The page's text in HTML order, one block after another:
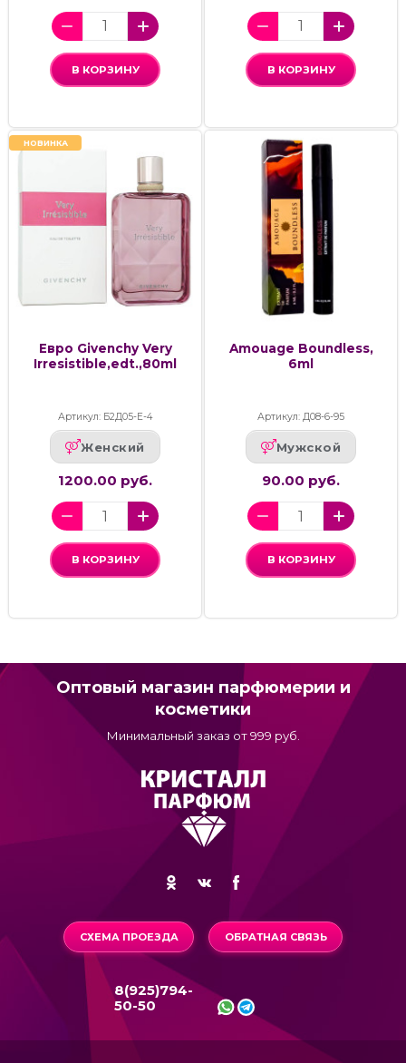
В КОРЗИНУ В КОРЗИНУ
НОВИНКА
Евро Givenchy Very
Irresistible,edt.,80ml
Артикул: Б2Д05-Е-4
Женский
1200.00 руб.
В КОРЗИНУ
Amouage Boundless,
6ml
Артикул: Д08-6-95
Мужской
90.00 руб.
В КОРЗИНУ
Оптовый магазин парфюмерии и
косметики
Минимальный заказ от 999 руб.
СХЕМА ПРОЕЗДА ОБРАТНАЯ СВЯЗЬ
8(925)794-
50-50